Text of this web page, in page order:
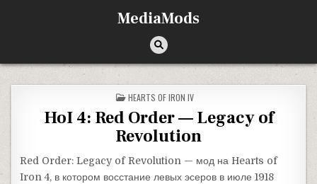
MediaMods
ОПУБЛИКОВАНО В
HEARTS OF IRON IV
HoI 4: Red Order — Legacy of
Revolution
Red Order: Legacy of Revolution — мод на Hearts of
Iron 4, в котором восстание левых эсеров в июле 1918